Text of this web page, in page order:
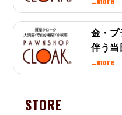
金・プ
伴う当
…more
STORE